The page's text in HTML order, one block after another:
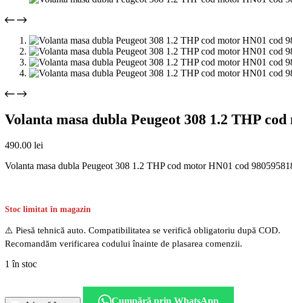
Volanta masa dubla Peugeot 308 1.2 THP
490.00 lei
Volanta masa dubla Peugeot 308 1.2 THP cod motor HN01 cod
Stoc limitat în magazin
⚠️ Piesă tehnică auto. Compatibilitatea se verifică obligatoriu după COD.
Recomandăm verificarea codului înainte de plasarea comenzii.
1 în stoc
Volanta
Cumpără prin WhatsApp